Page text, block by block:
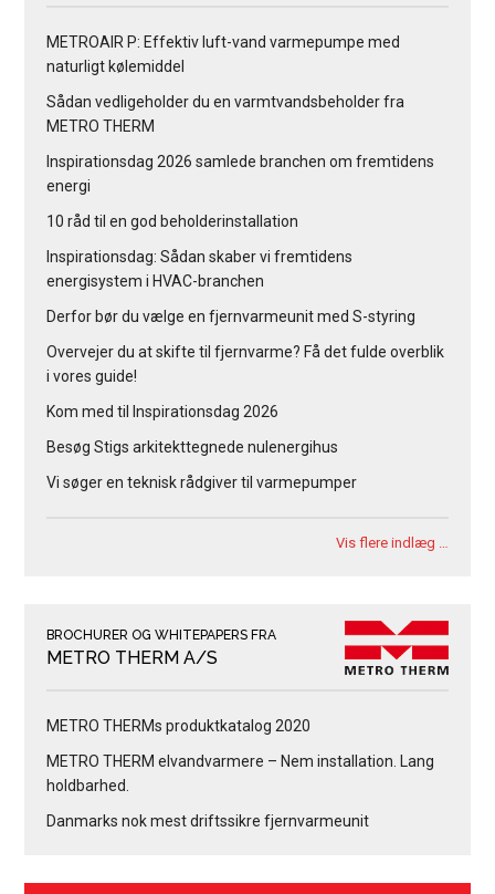
METROAIR P: Effektiv luft-vand varmepumpe med
naturligt kølemiddel
Sådan vedligeholder du en varmtvandsbeholder fra
METRO THERM
Inspirationsdag 2026 samlede branchen om fremtidens
energi
10 råd til en god beholderinstallation
Inspirationsdag: Sådan skaber vi fremtidens
energisystem i HVAC-branchen
Derfor bør du vælge en fjernvarmeunit med S-styring
Overvejer du at skifte til fjernvarme? Få det fulde overblik
i vores guide!
Kom med til Inspirationsdag 2026
Besøg Stigs arkitekttegnede nulenergihus
Vi søger en teknisk rådgiver til varmepumper
Vis flere indlæg …
BROCHURER OG WHITEPAPERS FRA
METRO THERM A/S
METRO THERMs produktkatalog 2020
METRO THERM elvandvarmere – Nem installation. Lang
holdbarhed.
Danmarks nok mest driftssikre fjernvarmeunit